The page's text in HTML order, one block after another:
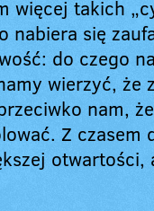
więcej takich
nabiera się
do czego
wierzyć, że
nam,
Z czasem
otwartości,